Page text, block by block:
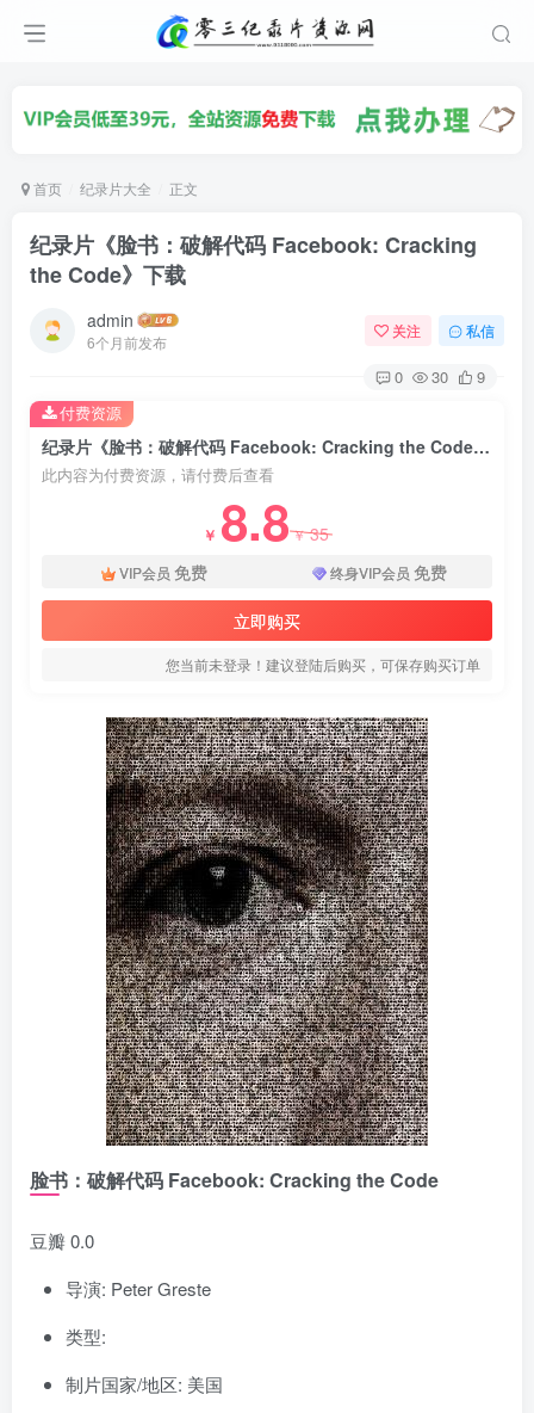
首页 纪录片大全 正文
纪录片《脸书：破解代码 Facebook: Cracking
the Code》下载
admin
6个月前发布
关注 私信
0 30 9
纪录片《脸书：破解代码 Facebook: Cracking the Code》下载
此内容为付费资源，请付费后查看
￥ 8.8￥35
VIP会员 免费 终身VIP会员 免费
立即购买
您当前未登录！建议登陆后购买，可保存购买订单
付费资源
脸书：破解代码 Facebook: Cracking the Code
豆瓣 0.0
导演: Peter Greste
类型:
制片国家/地区: 美国